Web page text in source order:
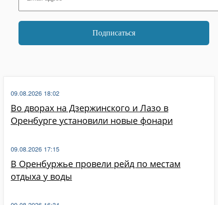
Во дворах на Дзержинского и Лазо в
Оренбурге установили новые фонари
09.08.2026 18:02
В Оренбуржье провели рейд по местам
отдыха у воды
09.08.2026 17:15